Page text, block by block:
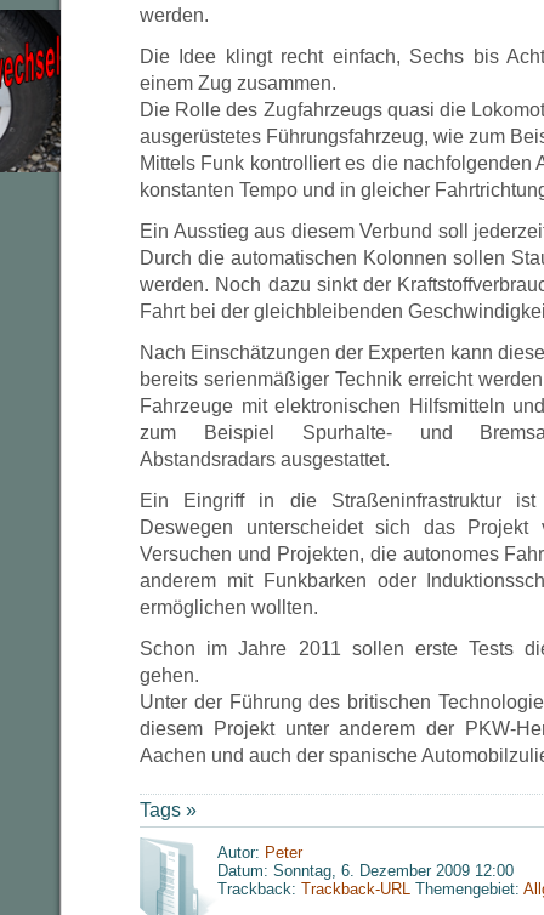
werden.
Die Idee klingt recht einfach, Sechs bis
einem Zug zusammen.
Die Rolle des Zugfahrzeugs quasi die
ausgerüstetes Führungsfahrzeug, wie zum
Mittels Funk kontrolliert es die nachfolgenden
konstanten Tempo und in gleicher
Ein Ausstieg aus diesem Verbund soll
Durch die automatischen Kolonnen sollen
werden. Noch dazu sinkt der
Fahrt bei der gleichbleibenden
Nach Einschätzungen der Experten kann
bereits serienmäßiger Technik erreicht
Fahrzeuge mit elektronischen Hilfsmitteln
zum Beispiel Spurhalte- und
Abstandsradars ausgestattet.
Ein Eingriff in die Straßeninfrastruktur
Deswegen unterscheidet sich das Projekt
Versuchen und Projekten, die autonomes
anderem mit Funkbarken oder
ermöglichen wollten.
Schon im Jahre 2011 sollen erste Tests
gehen.
Unter der Führung des britischen
diesem Projekt unter anderem der PKW-
Aachen und auch der spanische
Tags »
Autor: Peter
Datum: Sonntag, 6. Dezember 2009 12:00
Trackback: Trackback-URL Themengebiet: